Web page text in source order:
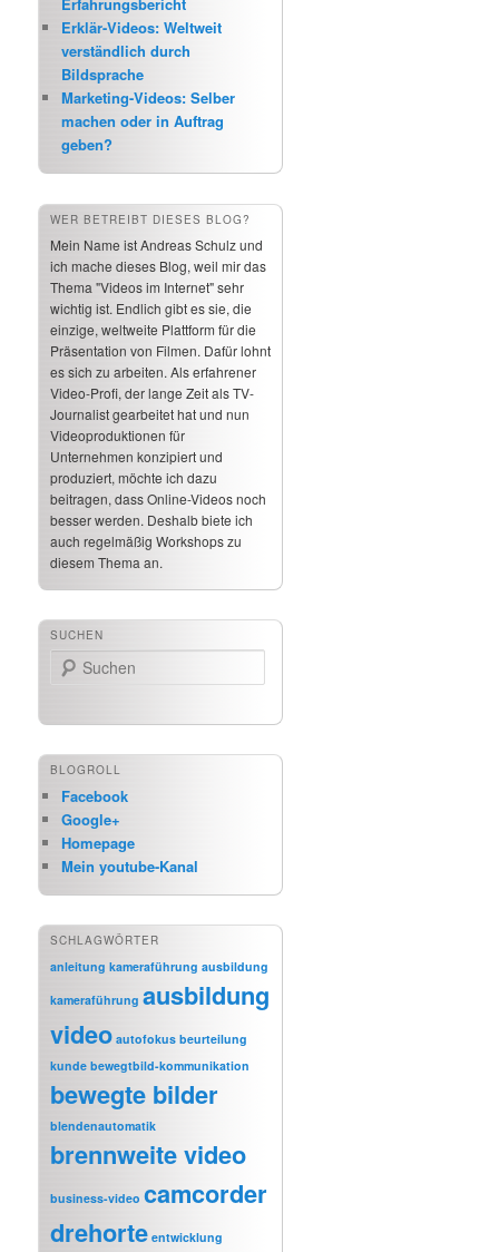
Erklär-Videos: Weltweit
verständlich durch
Bildsprache
Marketing-Videos: Selber
machen oder in Auftrag
geben?
WER BETREIBT DIESES BLOG?
Mein Name ist Andreas Schulz und
ich mache dieses Blog, weil mir das
Thema "Videos im Internet" sehr
wichtig ist. Endlich gibt es sie, die
einzige, weltweite Plattform für die
Präsentation von Filmen. Dafür lohnt
es sich zu arbeiten. Als erfahrener
Video-Profi, der lange Zeit als TV-
Journalist gearbeitet hat und nun
Videoproduktionen für
Unternehmen konzipiert und
produziert, möchte ich dazu
beitragen, dass Online-Videos noch
besser werden. Deshalb biete ich
auch regelmäßig Workshops zu
diesem Thema an.
SUCHEN
Suchen
BLOGROLL
Facebook
Google+
Homepage
Mein youtube-Kanal
SCHLAGWÖRTER
anleitung kameraführung ausbildung
kameraführung ausbildung
video autofokus beurteilung
kunde bewegtbild-kommunikation
bewegte bilder
blendenautomatik
brennweite video
business-video camcorder
drehorte entwicklung